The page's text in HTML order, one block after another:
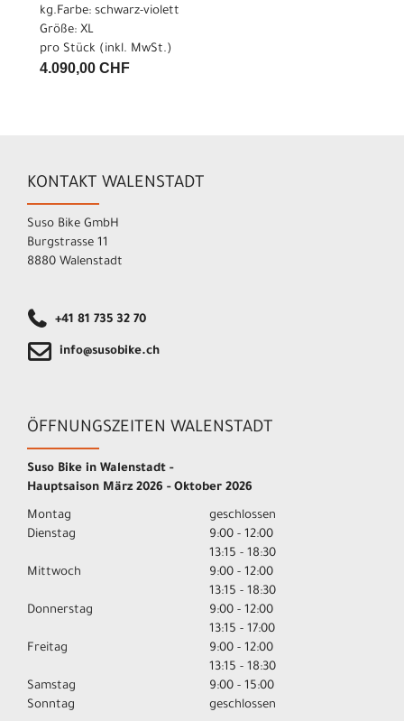
kg.Farbe: schwarz-violett
Größe: XL
pro Stück (inkl. MwSt.)
4.090,00 CHF
KONTAKT WALENSTADT
Suso Bike GmbH
Burgstrasse 11
8880 Walenstadt
+41 81 735 32 70
info@susobike.ch
ÖFFNUNGSZEITEN WALENSTADT
Suso Bike in Walenstadt -
Hauptsaison März 2026 - Oktober 2026
Montag
geschlossen
Dienstag
9:00 - 12:00
13:15 - 18:30
Mittwoch
9:00 - 12:00
13:15 - 18:30
Donnerstag
9:00 - 12:00
13:15 - 17:00
Freitag
9:00 - 12:00
13:15 - 18:30
Samstag
9:00 - 15:00
Sonntag
geschlossen